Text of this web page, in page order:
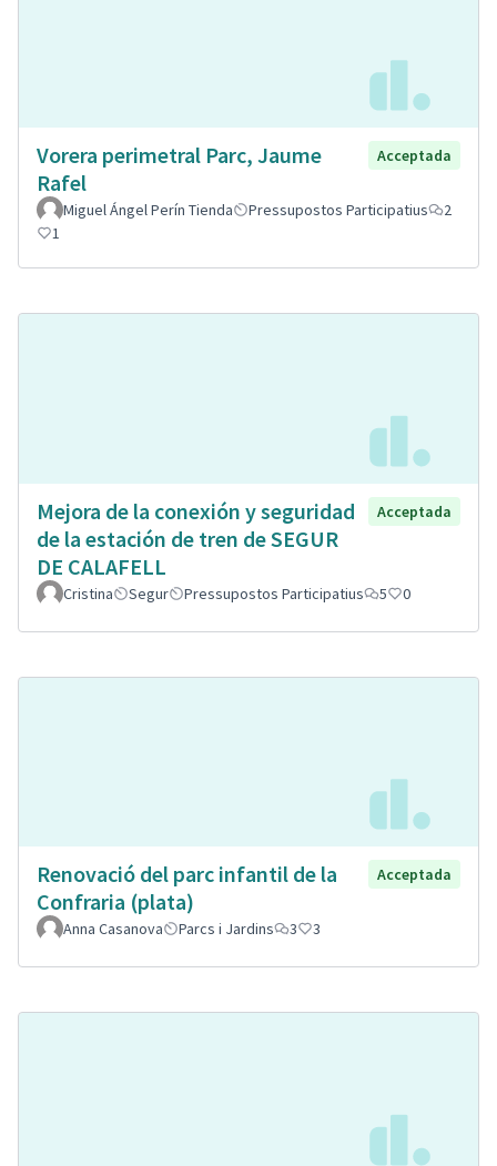
Vorera perimetral Parc, Jaume
Rafel
Acceptada
Miguel Ángel Perín Tienda Pressupostos Participatius
2
1
Mejora de la conexión y seguridad
de la estación de tren de SEGUR
DE CALAFELL
Acceptada
Cristina Segur Pressupostos Participatius 5 0
Renovació del parc infantil de la
Confraria (plata)
Acceptada
Anna Casanova Parcs i Jardins 3 3